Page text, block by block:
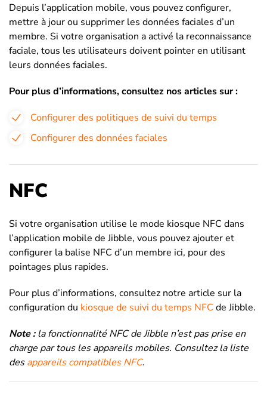
Depuis l’application mobile, vous pouvez configurer,
mettre à jour ou supprimer les données faciales d’un
membre. Si votre organisation a activé la reconnaissance
faciale, tous les utilisateurs doivent pointer en utilisant
leurs données faciales.
Pour plus d’informations, consultez nos articles sur :
Configurer des politiques de suivi du temps
Configurer des données faciales
NFC
Si votre organisation utilise le mode kiosque NFC dans
l’application mobile de Jibble, vous pouvez ajouter et
configurer la balise NFC d’un membre ici, pour des
pointages plus rapides.
Pour plus d’informations, consultez notre article sur la
configuration du kiosque de suivi du temps NFC de Jibble.
Note :la fonctionnalité NFC de Jibble n’est pas prise en
charge par tous les appareils mobiles. Consultez la liste
desappareils compatibles NFC.